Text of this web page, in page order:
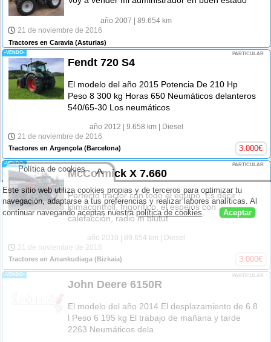
año 2007 | 89.654 km
21 de noviembre de 2016
Tractores en Caravia (Asturias)
-VENDO- PARTICULAR
Fendt 720 S4
El modelo del año 2015 Potencia De 210 Hp
Peso 8 300 kg Horas 650 Neumáticos delanteros
540/65-30 Los neumáticos
año 2012 | 9.658 km| Diesel
21 de noviembre de 2016
Tractores en Argençola (Barcelona) 3.000€
-VENDO- PARTICULAR
McCormick X 7.660
Perfecto tractor con todo el equipo. Es decir :
klimacontroll, frigorífico, el espejos con
calefacción, radio m blutut
año 2010 | 89.654 km | Diesel
21 de noviembre de 2016
Tractores en Arrankudiaga (Bizkaia) 3.000€
-VENDO- PARTICULAR
John Deere 6150R
El modelo del año 2014 El desplazamiento de 6.8
l Peso 6 195 kg El trabajo de mañana y tarde
2263 Neumáticos dela
Este sitio web utiliza cookies propias y de terceros para optimizar tu
navegación, adaptarse a tus preferencias y realizar labores analíticas. Al
continuar navegando aceptas nuestrapolítica de cookies. Aceptar
Política de cookies ^